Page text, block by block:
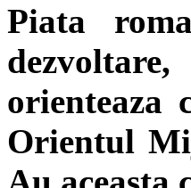
Piata
orienteaza
Orientul